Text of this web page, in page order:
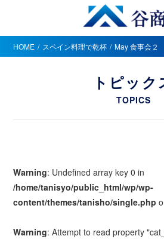
HOME スペイン料理で乾杯 May 食事会２
トピック
TOPICS
Warning: Undefined array key 0 in
/home/tanisyo/public_html/wp/wp-
content/themes/tanisho/single.php
Warning: Attempt to read property